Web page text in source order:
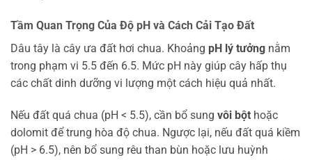
Tầm Quan Trọng Của Độ pH và Cách Cải Tạo Đất
Dâu tây là cây ưa đất hơi chua. Khoảng pH lý tưởng nằm
trong phạm vi 5.5 đến 6.5. Mức pH này giúp cây hấp thụ
các chất dinh dưỡng vi lượng một cách hiệu quả nhất.
Nếu đất quá chua (pH < 5.5), cần bổ sung vôi bột hoặc
dolomit để trung hòa độ chua. Ngược lại, nếu đất quá kiềm
(pH > 6.5), nên bổ sung rêu than bùn hoặc lưu huỳnh